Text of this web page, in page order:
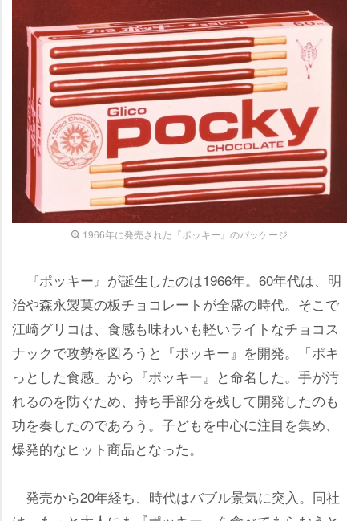
1966年に発売された『ポッキー』のパッケージ
『ポッキー』が誕生したのは1966年。60年代は、明
治や森永製菓の板チョコレートが全盛の時代。そこで
江崎グリコは、食感も味わいも軽いライトなチョコス
ナックで攻勢を図ろうと『ポッキー』を開発。「ポキ
っとした食感」から『ポッキー』と命名した。手が汚
れるのを防ぐため、持ち手部分を残して開発したのも
功を奏したのであろう。子どもを中心に注目を集め、
爆発的なヒット商品となった。
発売から20年経ち、時代はバブル景気に突入。同社